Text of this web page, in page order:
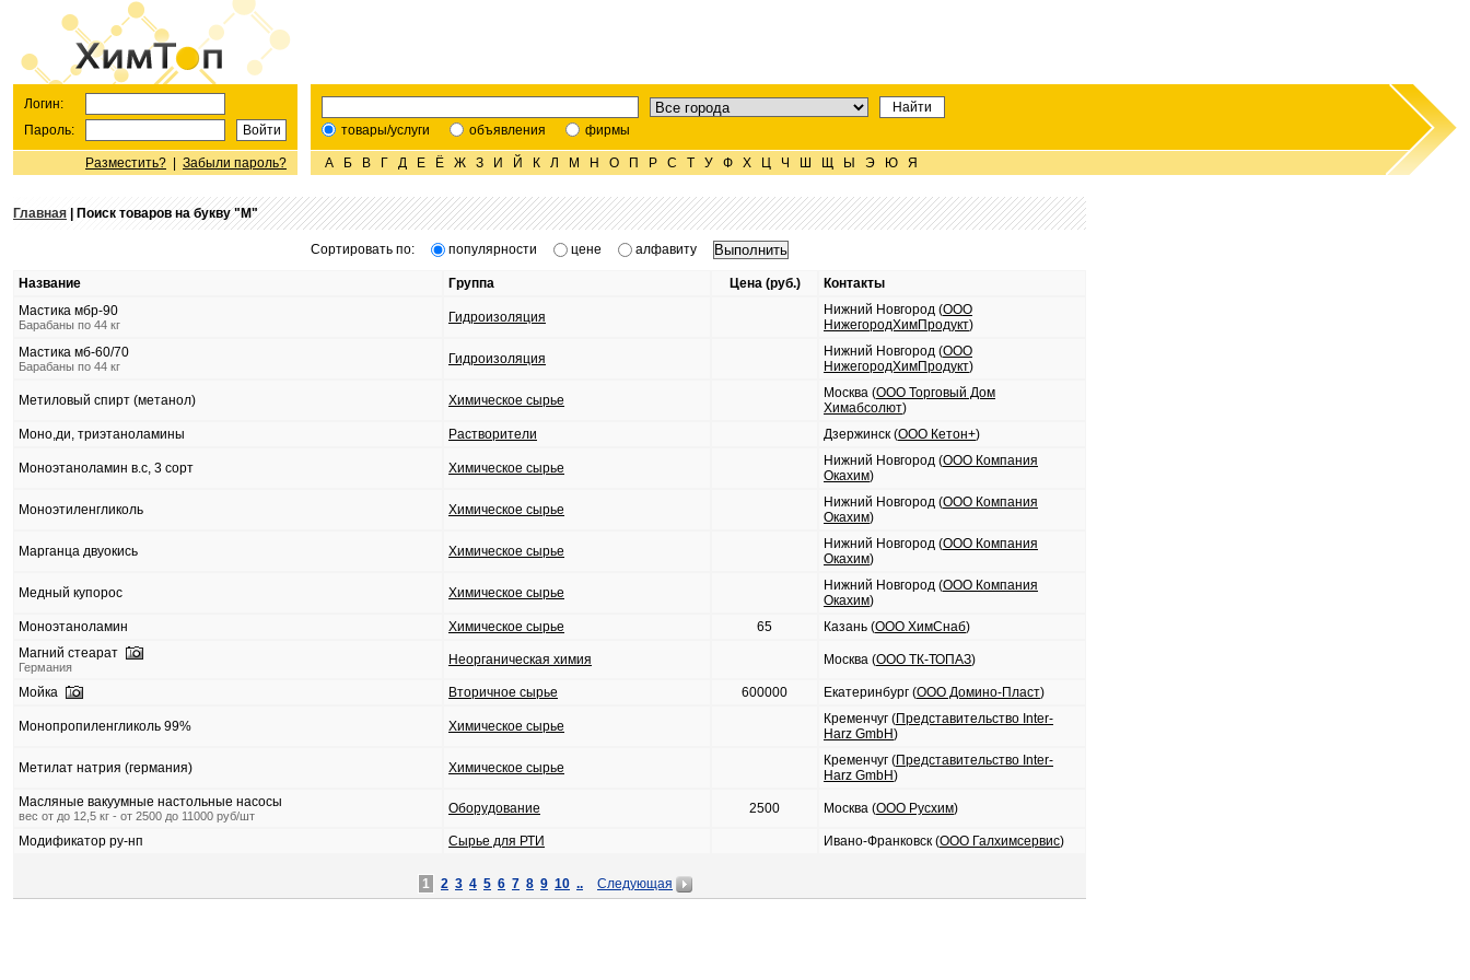
Логин:
Пароль:
Разместить? Забыли пароль?
товары/услуги объявления фирмы
А Б В Г Д Е Ё Ж З И Й К Л М Н О П Р С Т У Ф Х Ц Ч Ш Щ Ы Э Ю Я
Главная | Поиск товаров на букву "М"
Сортировать по: популярности цене алфавиту
Название Группа Цена (руб.)
Контакты
Мастика мбр-90
Барабаны по 44 кг Гидроизоляция Нижний Новгород (ООО
НижегородХимПродукт)
Мастика мб-60/70
Барабаны по 44 кг Гидроизоляция Нижний Новгород (ООО
НижегородХимПродукт)
Метиловый спирт (метанол) Химическое сырье Москва (ООО Торговый Дом
Химабсолют)
Моно,ди, триэтаноламины
Растворители Дзержинск (ООО Кетон+)
Моноэтаноламин в.с, 3 сорт Химическое сырье Нижний Новгород (ООО Компания
Окахим)
Моноэтиленгликоль Химическое сырье Нижний Новгород (ООО Компания
Окахим)
Марганца двуокись Химическое сырье Нижний Новгород (ООО Компания
Окахим)
Медный купорос Химическое сырье Нижний Новгород (ООО Компания
Окахим)
Моноэтаноламин
Химическое сырье 65 Казань (ООО ХимСнаб)
Магний стеарат
Германия Неорганическая химия Москва (ООО ТК-ТОПАЗ)
Мойка Вторичное сырье 600000 Екатеринбург (ООО Домино-Пласт)
Монопропиленгликоль 99% Химическое сырье Кременчуг (Представительство Inter-
Harz GmbH)
Метилат натрия (германия) Химическое сырье Кременчуг (Представительство Inter-
Harz GmbH)
Масляные вакуумные настольные насосы
вес от до 12,5 кг - от 2500 до 11000 руб/шт Оборудование 2500 Москва (ООО Русхим)
Модификатор ру-нп Сырье для РТИ Ивано-Франковск (ООО Галхимсервис)
1 2 3 4 5 6 7 8 9 10 .. Следующая